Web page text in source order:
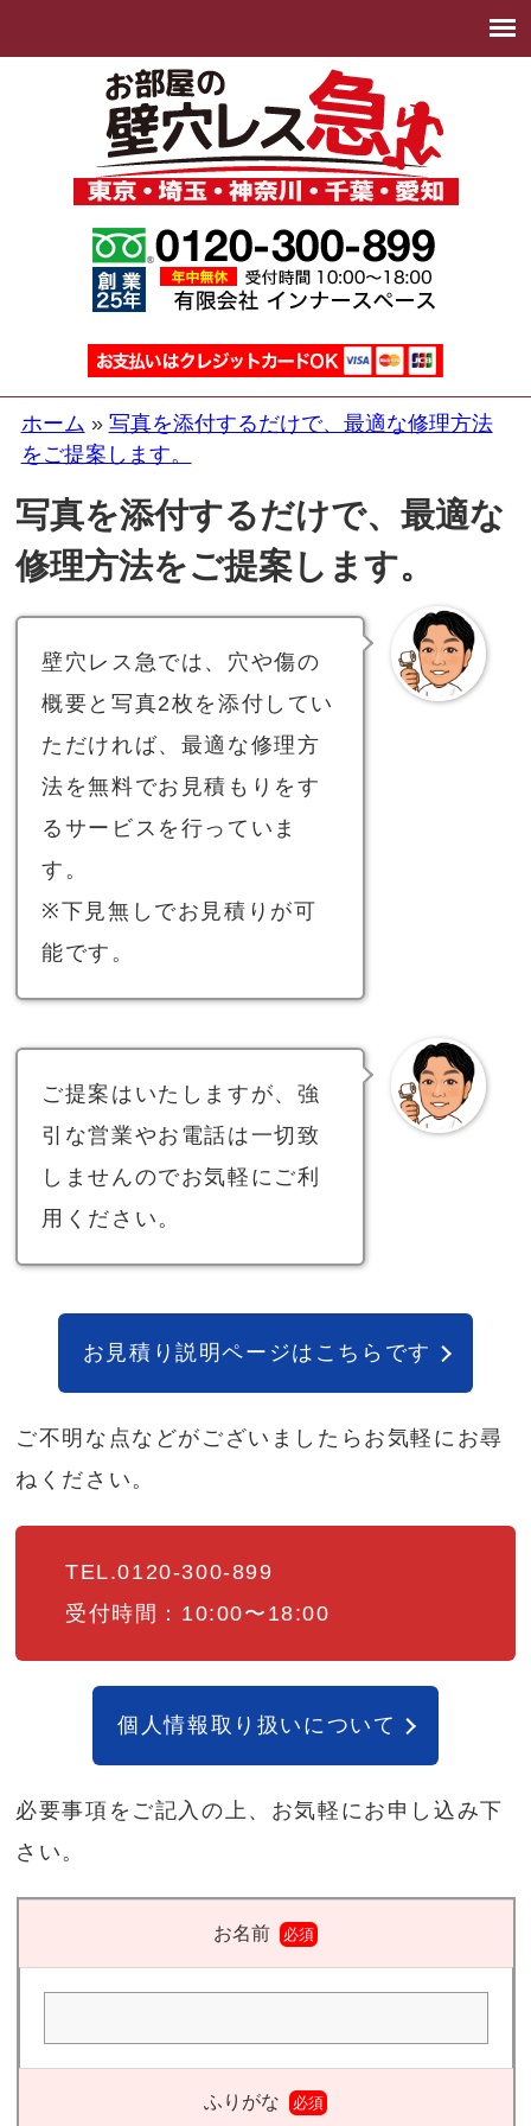
ホーム
写真を添付するだけで、最適な修理方法
をご提案します。
写真を添付するだけで、最適な
修理方法をご提案します。
壁穴レス急では、穴や傷の
概要と写真2枚を添付してい
ただければ、最適な修理方
法を無料でお見積もりをす
るサービスを行っていま
す。
※下見無しでお見積りが可
能です。
ご提案はいたしますが、強
引な営業やお電話は一切致
しませんのでお気軽にご利
用ください。
お見積り説明ページはこちらです
ご不明な点などがございましたらお気軽にお尋
ねください。
TEL.0120-300-899
受付時間：10:00〜18:00
個人情報取り扱いについて
必要事項をご記入の上、お気軽にお申し込み下
さい。
お名前 必須
ふりがな 必須